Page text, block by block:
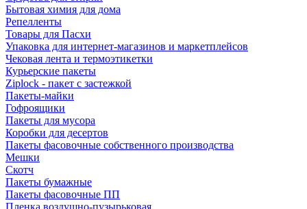
Бытовая химия для дома
Репелленты
Товары для Пасхи
Упаковка для интернет-магазинов и маркетплейсов
Чековая лента и термоэтикетки
Курьерские пакеты
Ziplock - пакет с застежкой
Пакеты-майки
Гофроящики
Пакеты для мусора
Коробки для десертов
Пакеты фасовочные собственного производства
Мешки
Скотч
Пакеты бумажные
Пакеты фасовочные ПП
Пленка воздушно-пузырьковая